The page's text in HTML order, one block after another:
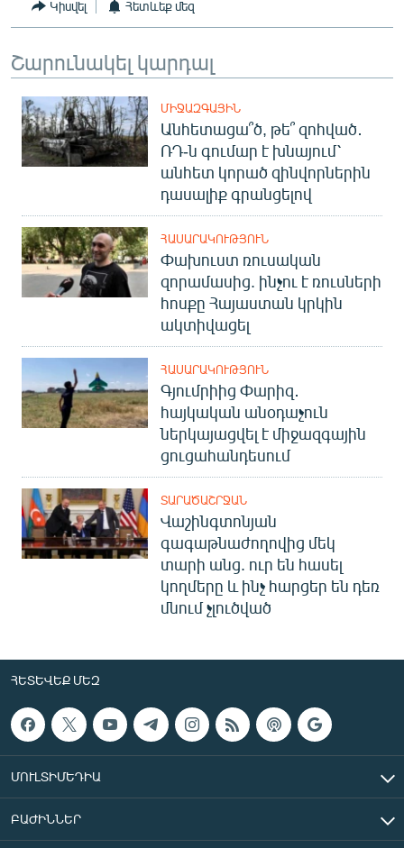
Կիսվել Հետևեք մեզ
Շարունակել կարդալ
ՄԻՋԱԶԳԱՅԻՆ
Անհետացա՞ծ, թե՞ զոհված․
ՌԴ-ն գումար է խնայում՝
անհետ կորած զինվորներին
դասալիք գրանցելով
ՀԱՍԱՐԱԿՈՒԹՅՈՒՆ
Փախուստ ռուսական
զորամասից. ինչու է ռուսների
հոսքը Հայաստան կրկին
ակտիվացել
ՀԱՍԱՐԱԿՈՒԹՅՈՒՆ
Գյումրիից Փարիզ․
հայկական անօդաչուն
ներկայացվել է միջազգային
ցուցահանդեսում
ՏԱՐԱԾԱՇՐՋԱՆ
Վաշինգտոնյան
գագաթնաժողովից մեկ
տարի անց. ուր են հասել
կողմերը և ինչ հարցեր են դեռ
մնում չլուծված
ՀԵՏԵՎԵՔ ՄԵԶ
ՄՈՒԼՏԻՄԵԴԻԱ
ԲԱԺԻՆՆԵՐ